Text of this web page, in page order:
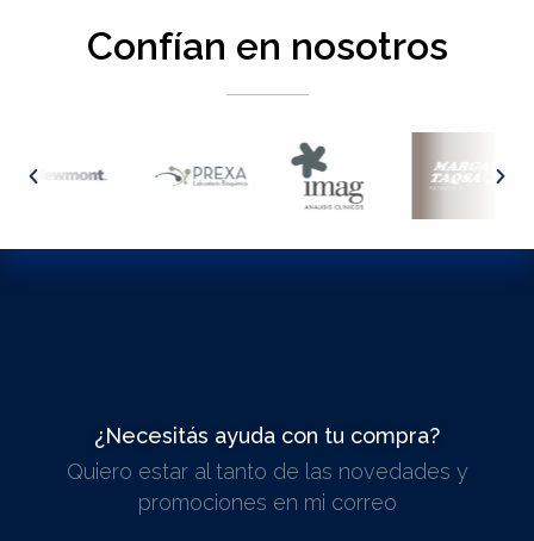
Confían en nosotros
¿Necesitás ayuda con tu compra?
ESCRIBINOS
Quiero estar al tanto de las novedades y
promociones en mi correo